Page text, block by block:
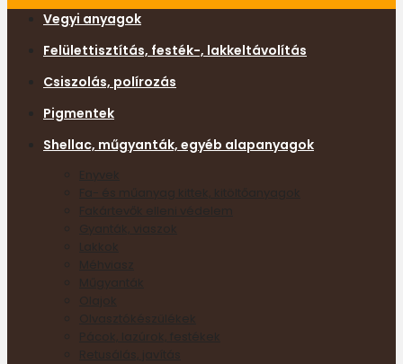
Vegyi anyagok
Felülettisztítás, festék-, lakkeltávolítás
Csiszolás, polírozás
Pigmentek
Shellac, műgyanták, egyéb alapanyagok
Enyvek
Fa- és műanyag kittek, kitöltőanyagok
Fakártevők elleni védelem
Gyanták, viaszok
Lakkok
Méhviasz
Műgyanták
Olajok
Olvasztókészülékek
Pácok, lazúrok, festékek
Retusálás, javítás